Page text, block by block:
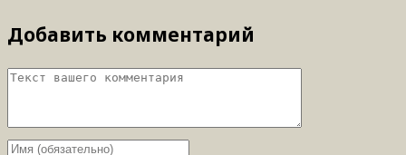
Добавить комментарий